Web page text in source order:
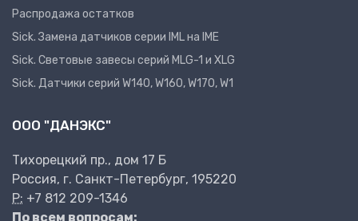
Распродажа остатков
Sick. Замена датчиков серии IML на IME
Sick. Световые завесы серий MLG-1 и XLG
Sick. Датчики серий W140, W160, W170, W1
ООО "ДАНЭКС"
Тихорецкий пр., дом 17 Б
Россия, г. Санкт-Петербург, 195220
P: +7 812 209-1346
По всем вопросам: